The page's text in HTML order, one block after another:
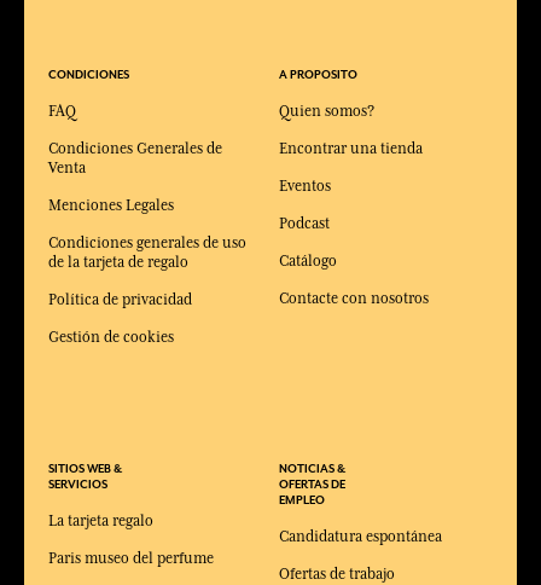
CONDICIONES
FAQ
Condiciones Generales de
Venta
Menciones Legales
Condiciones generales de uso
de la tarjeta de regalo
Política de privacidad
Gestión de cookies
SITIOS WEB &
SERVICIOS
La tarjeta regalo
Paris museo del perfume
A PROPOSITO
Quien somos?
Encontrar una tienda
Eventos
Podcast
Catálogo
Contacte con nosotros
NOTICIAS &
OFERTAS DE
EMPLEO
Candidatura espontánea
Ofertas de trabajo